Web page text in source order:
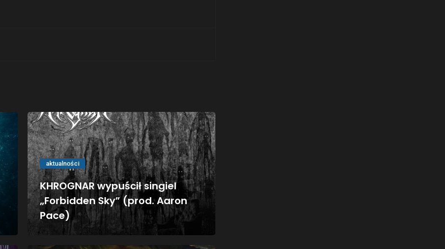
aktualności
KHROGNAR wypuścił singiel
„Forbidden Sky” (prod. Aaron
Pace)